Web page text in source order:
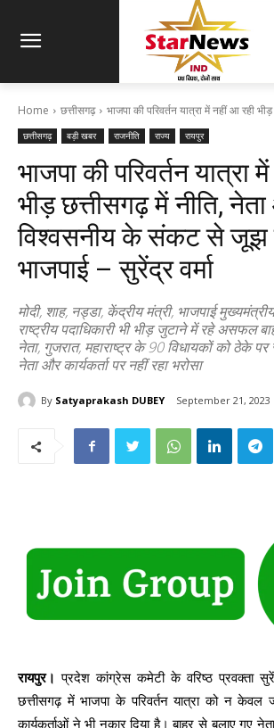
Home छत्तीसगढ़ भाजपा की परिवर्तन यात्रा में नहीं आ रही
छत्तीसगढ़ बड़ी खबर राजनीति राज्य रायपुर
भाजपा की परिवर्तन यात्रा
भीड़ छत्तीसगढ़ में नीति,
विश्वसनीय के संकट से जूझ
भाजपाई – सुरेंद्र वर्मा
मोदी, शाह, नड्डा, केंद्रीय मंत्री, भाजपाई
राष्ट्रीय पदाधिकारी भी भीड़ जुटाने में रहे असफल
नेता, गुजरात, महाराष्ट्र के 90 विधायकों को ठेके
नेता और कार्यकर्ता पर नहीं रहा भरोसा
By Satyaprakash DUBEY September 21, 2023
रायपुर। प्रदेश कांग्रेस कमेटी के वरिष्ठ प्रवक्ता
छत्तीसगढ़ में भाजपा के परिवर्तन यात्रा को न केवल
कार्यकर्ताओं ने भी नकार दिया है। बाहर से बुलाए गए